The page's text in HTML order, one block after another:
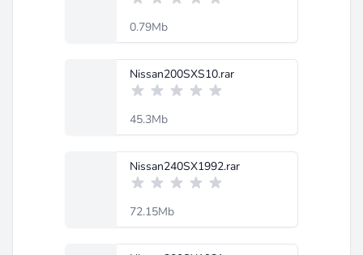
0.79Mb
Nissan200SXS10.rar
45.3Mb
Nissan240SX1992.rar
72.15Mb